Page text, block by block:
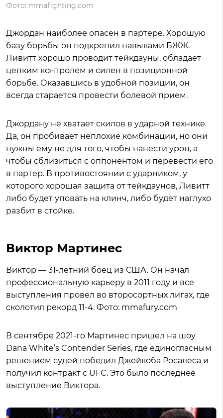
Фото: mmafighting.com
Джордан наиболее опасен в партере. Хорошую
базу борьбы он подкрепил навыками БЖЖ.
Ливитт хорошо проводит тейкдауны, обладает
цепким контролем и силен в позиционной
борьбе. Оказавшись в удобной позиции, он
всегда старается провести болевой прием.
Джордану не хватает скилов в ударной технике.
Да, он пробивает неплохие комбинации, но они
нужны ему не для того, чтобы нанести урон, а
чтобы сблизиться с оппонентом и перевести его
в партер. В противостоянии с ударником, у
которого хорошая защита от тейкдаунов, Ливитт
либо будет уповать на клинч, либо будет наглухо
разбит в стойке.
Виктор Мартинес
Виктор — 31-летний боец из США. Он начал
профессиональную карьеру в 2011 году и все
выступления провел во второсортных лигах, где
сколотил рекорд 11-4. Фото: mmafury.com
В сентябре 2021-го Мартинес пришел на шоу
Dana White’s Contender Series, где единогласным
решением судей победил Джейкоба Росалеса и
получил контракт с UFC. Это было последнее
выступление Виктора.